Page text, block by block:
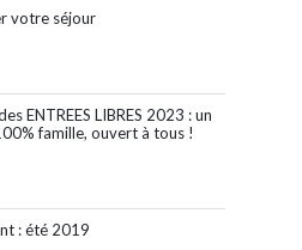
votre séjour
ENTREES LIBRES 2023 : un
famille, ouvert à tous !
: été 2019